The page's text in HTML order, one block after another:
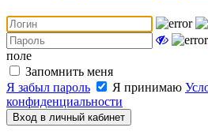
поле
Запомнить меня
Я забыл пароль
Я принимаю
конфиденциальности
Вход в личный кабинет